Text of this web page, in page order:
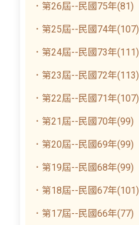
．第26屆--民國75年(81)
．第25屆--民國74年(107)
．第24屆--民國73年(111)
．第23屆--民國72年(113)
．第22屆--民國71年(107)
．第21屆--民國70年(99)
．第20屆--民國69年(99)
．第19屆--民國68年(99)
．第18屆--民國67年(101)
．第17屆--民國66年(77)